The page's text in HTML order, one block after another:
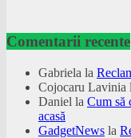
Comentarii recente
Gabriela la
Cojocaru Lavinia
Daniel la Cum să
acasă
GadgetNews la